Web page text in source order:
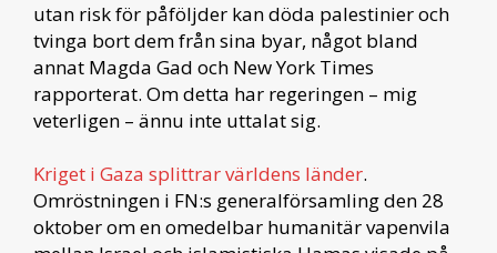
utan risk för påföljder kan döda palestinier och
tvinga bort dem från sina byar, något bland
annat Magda Gad och New York Times
rapporterat. Om detta har regeringen – mig
veterligen – ännu inte uttalat sig.
Kriget i Gaza splittrar världens länder.
Omröstningen i FN:s generalförsamling den 28
oktober om en omedelbar humanitär vapenvila